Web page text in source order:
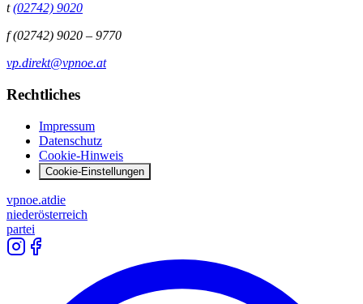
t (02742) 9020
f (02742) 9020 – 9770
vp.direkt@vpnoe.at
Rechtliches
Impressum
Datenschutz
Cookie-Hinweis
Cookie-Einstellungen
vpnoe.atdie
niederösterreich
partei